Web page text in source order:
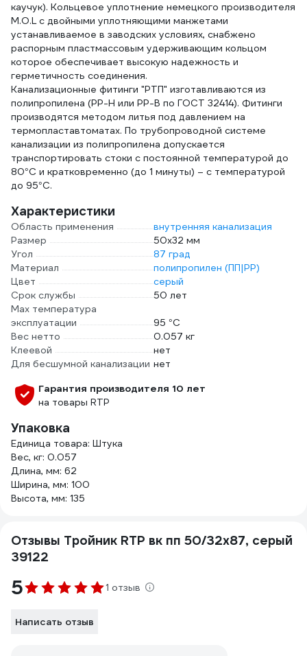
каучук). Кольцевое уплотнение немецкого производителя
М.О.L с двойными уплотняющими манжетами
устанавливаемое в заводских условиях, снабжено
распорным пластмассовым удерживающим кольцом
которое обеспечивает высокую надежность и
герметичность соединения.
Канализационные фитинги "РТП" изготавливаются из
полипропилена (РР-Н или РР-В по ГОСТ 32414). Фитинги
производятся методом литья под давлением на
термопластавтоматах. По трубопроводной системе
канализации из полипропилена допускается
транспортировать стоки с постоянной температурой до
80°C и кратковременно (до 1 минуты) – с температурой
до 95°C.
Характеристики
Область применения
внутренняя канализация
Размер
50х32 мм
Угол
87 град
Материал
полипропилен (ПП|PP)
Цвет
серый
Срок службы
50 лет
Max температура
эксплуатации
95 °С
Вес нетто
0.057 кг
Клеевой
нет
Для бесшумной канализации нет
Гарантия производителя 10 лет
на товары RTP
Упаковка
Единица товара: Штука
Вес, кг: 0.057
Длина, мм: 62
Ширина, мм: 100
Высота, мм: 135
Отзывы Тройник RTP вк пп 50/32x87, серый
39122
5 1 отзыв
Написать отзыв